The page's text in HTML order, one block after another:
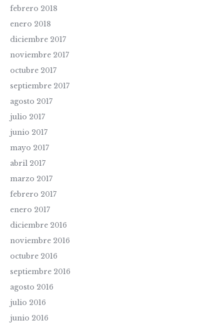
febrero 2018
enero 2018
diciembre 2017
noviembre 2017
octubre 2017
septiembre 2017
agosto 2017
julio 2017
junio 2017
mayo 2017
abril 2017
marzo 2017
febrero 2017
enero 2017
diciembre 2016
noviembre 2016
octubre 2016
septiembre 2016
agosto 2016
julio 2016
junio 2016